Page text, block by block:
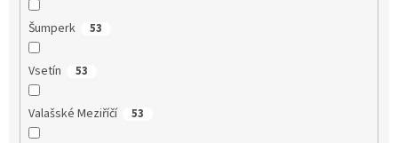
Šumperk 53
Vsetín 53
Valašské Meziříčí 53